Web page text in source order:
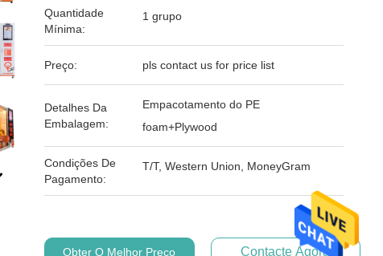
Quantidade
Mínima:
1 grupo
Preço: pls contact us for price list
Detalhes Da
Embalagem:
Empacotamento do PE
foam+Plywood
Condições De
Pagamento:
T/T, Western Union, MoneyGram
Obter O Melhor Preço Contacte Agora